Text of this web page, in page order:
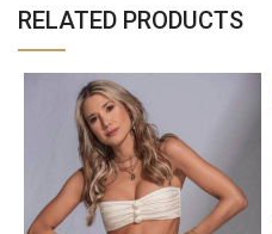
RELATED PRODUCTS